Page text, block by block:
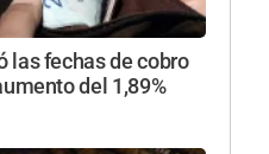
las fechas de cobro
del 1,89%